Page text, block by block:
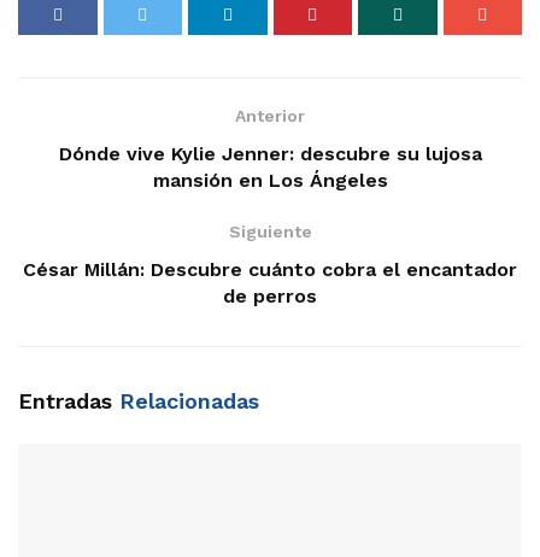
Anterior
Dónde vive Kylie Jenner: descubre su lujosa
mansión en Los Ángeles
Siguiente
César Millán: Descubre cuánto cobra el encantador
de perros
Entradas Relacionadas